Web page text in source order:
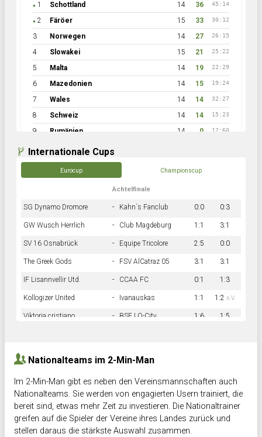
● 1 Schottland 14 36 45:14
● 2 Färöer 15 33 30:12
3 Norwegen 14 27 26:15
4 Slowakei 15 21 25:22
5 Malta 14 19 22:29
6 Mazedonien 14 15 19:24
7 Wales 14 14 32:27
8 Schweiz 14 14 15:23
9 Rumänien 14 0 12:60
Internationale Cups
Eurocup Championscup
Achtelfinale
SG Dynamo Dromore - Kahn´s Fanclub 0:0 0:3
GW Wusch Herrlich - Club Magdeburg 1:1 3:1
SV 16 Osnabrück - Equipe Tricolore 2:5 0:0
The Greek Gods - FSV AlCatraz 05 3:1 3:1
IF Lisannvellir Utd. - CCAA FC 0:1 1:3
Kollogizer United - Ivanauskas 1:1 1:2 n.V.
Viktoria cristiano - BSF LO-City 1:6 1:5
Nationalteams im 2-Min-Man
Im 2-Min-Man gibt es neben den Vereinsmannschaften auch
Nationalteams. Sie werden von engagierten Usern trainiert, die
bereit sind, etwas mehr Zeit zu investieren. Die Nationaltrainer
greifen auf die Spieler der Vereine ihres Landes zurück und
stellen daraus die stärkste Auswahl zusammen.